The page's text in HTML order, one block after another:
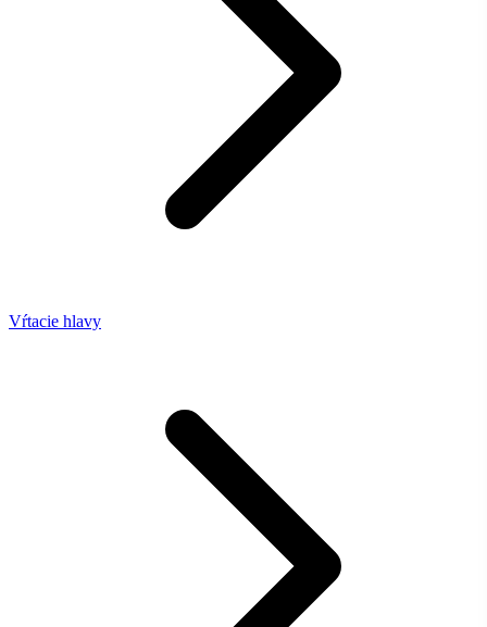
Vŕtacie hlavy